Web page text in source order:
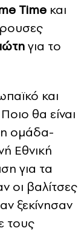
Time και
για το
και
θα είναι
η ομάδα-
Εθνική
για τα
οι βαλίτσες
ξεκίνησαν
τους